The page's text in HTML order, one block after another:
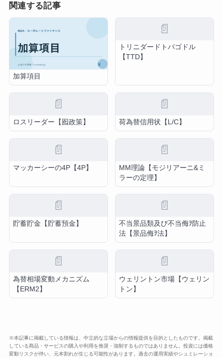
関連する記事
加算項目
📄
トリニダードトバゴドル
【TTD】
📄
ロスリーダー【囮政策】
📄
荷為替信用状【L/C】
📄
マッカーシーの4P【4P】
📄
MM理論【モジリアーニ&ミ
ラーの定理】
📄
貯蓄貯金【貯蓄預金】
📄
不当景品類及び不当侮ｦ防止
法【景品侮ｦ法】
📄
為替相場変動メカニズム
【ERM2】
📄
ウェリントン市場【ウェリン
トン】
※本記事に掲載している情報は、中立的な立場からの情報提供を目的としたものです。掲載
している商品・サービスの購入や利用を推奨・強制するものではありません。投資には価格
変動リスクが伴い、元本割れが生じる可能性があります。過去の運用実績やシュミレーショ